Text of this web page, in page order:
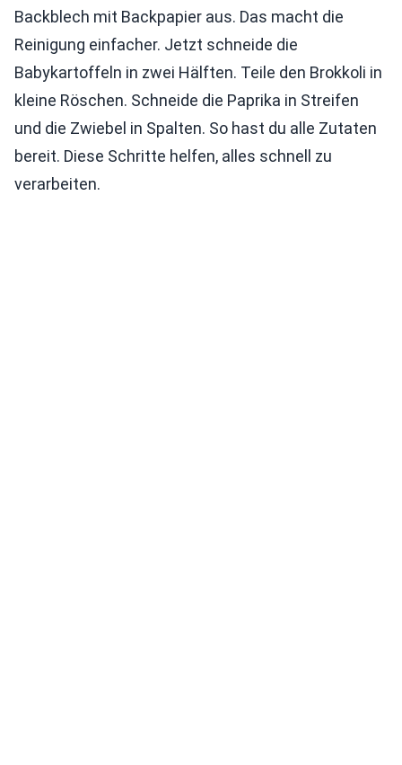
Backblech mit Backpapier aus. Das macht die
Reinigung einfacher. Jetzt schneide die
Babykartoffeln in zwei Hälften. Teile den Brokkoli in
kleine Röschen. Schneide die Paprika in Streifen
und die Zwiebel in Spalten. So hast du alle Zutaten
bereit. Diese Schritte helfen, alles schnell zu
verarbeiten.